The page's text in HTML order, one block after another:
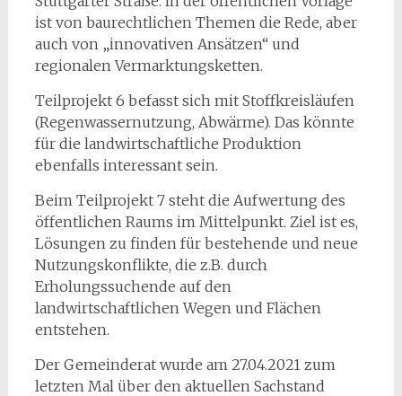
ist von baurechtlichen Themen die Rede, aber
auch von „innovativen Ansätzen“ und
regionalen Vermarktungsketten.
Teilprojekt 6 befasst sich mit Stoffkreisläufen
(Regenwassernutzung, Abwärme). Das könnte
für die landwirtschaftliche Produktion
ebenfalls interessant sein.
Beim Teilprojekt 7 steht die Aufwertung des
öffentlichen Raums im Mittelpunkt. Ziel ist es,
Lösungen zu finden für bestehende und neue
Nutzungskonflikte, die z.B. durch
Erholungssuchende auf den
landwirtschaftlichen Wegen und Flächen
entstehen.
Der Gemeinderat wurde am 27.04.2021 zum
letzten Mal über den aktuellen Sachstand